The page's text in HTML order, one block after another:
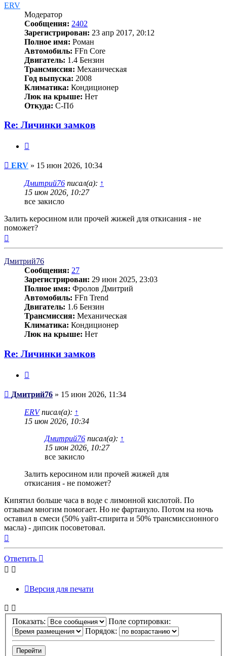
ERV
Модератор
Сообщения: 2402
Зарегистрирован: 23 апр 2017, 20:12
Полное имя: Роман
Автомобиль: FFn Core
Двигатель: 1.4 Бензин
Трансмиссия: Механическая
Год выпуска: 2008
Климатика: Кондиционер
Люк на крыше: Нет
Откуда: С-Пб
Re: Личинки замков
Сообщение
ERV » 15 июн 2026, 10:34
Дмитрий76 писал(а): ↑
15 июн 2026, 10:27
все закисло
Залить керосином или прочей жижей для откисания - не
поможет?
Дмитрий76
Сообщения: 27
Зарегистрирован: 29 июн 2025, 23:03
Полное имя: Фролов Дмитрий
Автомобиль: FFn Trend
Двигатель: 1.6 Бензин
Трансмиссия: Механическая
Климатика: Кондиционер
Люк на крыше: Нет
Re: Личинки замков
Сообщение
Дмитрий76 » 15 июн 2026, 11:34
ERVписал(а): ↑
15 июн 2026, 10:34
Дмитрий76 писал(а): ↑
15 июн 2026, 10:27
все закисло
Залить керосином или прочей жижей для
откисания - не поможет?
Кипятил больше часа в воде с лимонной кислотой. По
отзывам многим помогает. Но не фартануло. Потом на ночь
оставил в смеси (50% уайт-спирита и 50% трансмиссионного
масла) - дипсик посоветовал.
началу
Ответить
Версия для печати
Показать:
Поле сортировки:
Порядок: